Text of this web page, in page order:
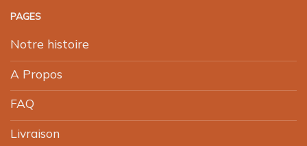
PAGES
Notre histoire
A Propos
FAQ
Livraison